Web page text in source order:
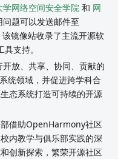
学网络空间安全学院 和 网
题可以发送邮件至
该镜像站收录了主流开源软
支持。
开放、共享、协同、贡献的
统领域，并促进跨学科合
态系统打造可持续的开源
借助OpenHarmony社区
内教学与俱乐部实践的深
创新探索，繁荣开源社区